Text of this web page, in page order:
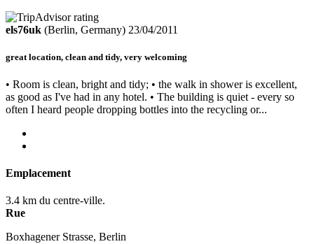
els76uk (Berlin, Germany) 23/04/2011
great location, clean and tidy, very welcoming
• Room is clean, bright and tidy; • the walk in shower is excellent,
as good as I've had in any hotel. • The building is quiet - every so
often I heard people dropping bottles into the recycling or...
Emplacement
3.4 km du centre-ville.
Rue
Boxhagener Strasse, Berlin